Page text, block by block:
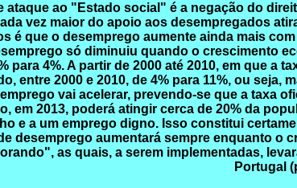
ataque ao "Estado social" é a negação do
vez maior do apoio aos desempregados
é que o desemprego aumente ainda mais
só diminuiu quando o crescimento
para 4%. A partir de 2000 até 2010, em que
entre 2000 e 2010, de 4% para 11%, ou
vai acelerar, prevendo-se que a taxa
em 2013, poderá atingir cerca de 20% da
e a um emprego digno. Isso constitui
desemprego aumentará sempre enquanto
as quais, a serem implementadas,
Portugal